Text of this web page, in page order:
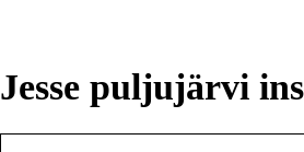
Jesse puljujärvi